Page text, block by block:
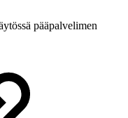
pääpalvelimen